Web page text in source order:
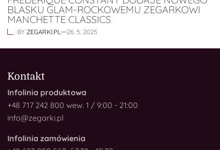
BLASKU GLAM-ROCKOWEMU ZEGARKOWI
MANCHETTE CLASSICS
BY ZEGARKI.PL 26. 5. 2025
Kontakt
Infolinia produktowa
+48 717 242 800 wew. 1 / 9:00 - 21:00
info@zegarki.pl
Infolinia zamówienia